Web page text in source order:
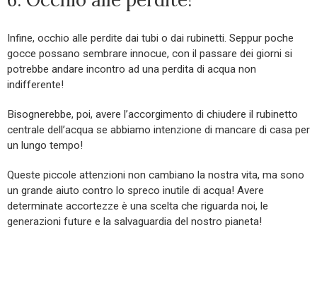
Infine, occhio alle perdite dai tubi o dai rubinetti. Seppur poche
gocce possano sembrare innocue, con il passare dei giorni si
potrebbe andare incontro ad una perdita di acqua non
indifferente!
Bisognerebbe, poi, avere l’accorgimento di chiudere il rubinetto
centrale dell’acqua se abbiamo intenzione di mancare di casa per
un lungo tempo!
Queste piccole attenzioni non cambiano la nostra vita, ma sono
un grande aiuto contro lo spreco inutile di acqua! Avere
determinate accortezze è una scelta che riguarda noi, le
generazioni future e la salvaguardia del nostro pianeta!